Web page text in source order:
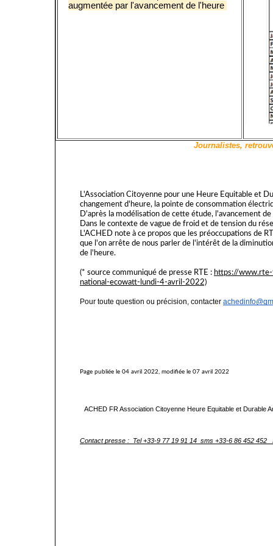
augmentée par l'avancement de l'heure
Journalistes,
L'Association Citoyenne pour une Heure Equitable et
changement d'heure, la pointe de consommation
D'après la modélisation de cette étude, l'avancement
Dans le contexte de vague de froid et de tension du
L'ACHED note à ce propos que les préoccupations de
que l'on arrête de nous parler de l'intérêt de la
de l'heure.
(* source communiqué de presse RTE : https://
national-ecowatt-lundi-4-avril-2022)
Pour toute question ou précision, contacter
Page publiée le 04 avril 2022, modifiée le 07 avril 2022
ACHED FR Association Citoyenne Heure Equitable et Durable
Contact presse : Tel +33-9 77 19 91 14  sms +33-6 86 452 452